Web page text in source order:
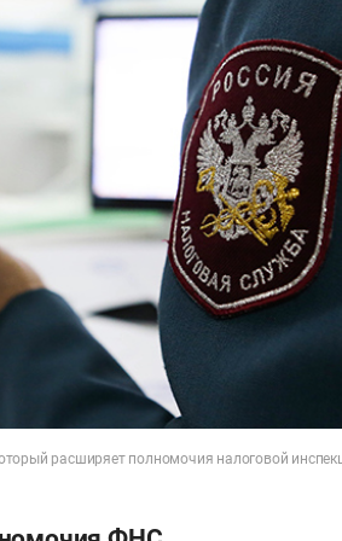
расширяет полномочия налоговой